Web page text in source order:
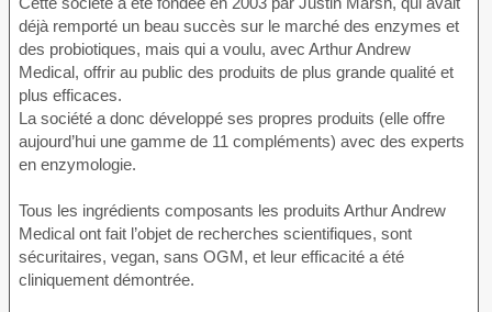
déjà remporté un beau succès sur le marché des enzymes et
des probiotiques, mais qui a voulu, avec Arthur Andrew
Medical, offrir au public des produits de plus grande qualité et
plus efficaces.
La société a donc développé ses propres produits (elle offre
aujourd’hui une gamme de 11 compléments) avec des experts
en enzymologie.
Tous les ingrédients composants les produits Arthur Andrew
Medical ont fait l’objet de recherches scientifiques, sont
sécuritaires, vegan, sans OGM, et leur efficacité a été
cliniquement démontrée.